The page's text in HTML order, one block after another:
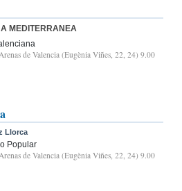
MEDITERRANEA
de Valencia (Eugènia Viñes, 22, 24) 9.00
Llorca
Popular
de Valencia (Eugènia Viñes, 22, 24) 9.00